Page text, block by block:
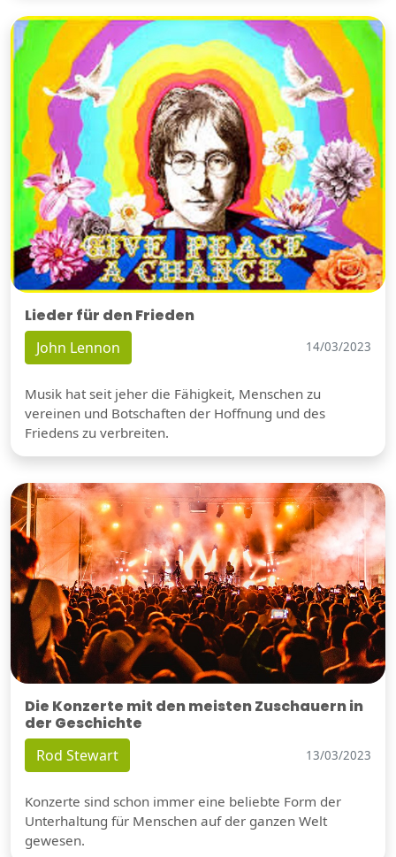
Lieder für den Frieden
John Lennon 14/03/2023
Musik hat seit jeher die Fähigkeit, Menschen zu
vereinen und Botschaften der Hoffnung und des
Friedens zu verbreiten.
Die Konzerte mit den meisten Zuschauern in
der Geschichte
Rod Stewart 13/03/2023
Konzerte sind schon immer eine beliebte Form der
Unterhaltung für Menschen auf der ganzen Welt
gewesen.